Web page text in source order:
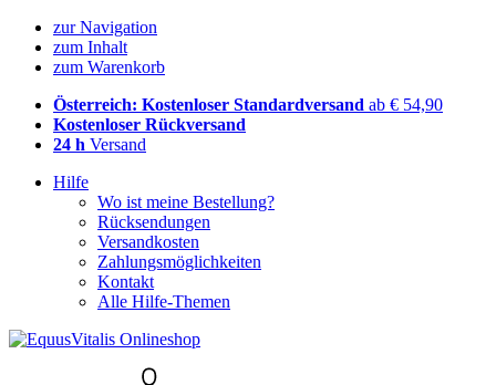
zur Navigation
zum Inhalt
zum Warenkorb
Österreich: Kostenloser Standardversand ab € 54,90
Kostenloser Rückversand
24 h Versand
Hilfe
Wo ist meine Bestellung?
Rücksendungen
Versandkosten
Zahlungsmöglichkeiten
Kontakt
Alle Hilfe-Themen